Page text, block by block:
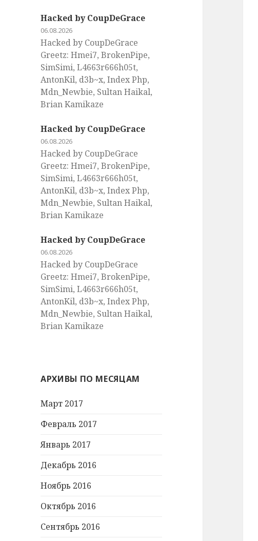
Hacked by CoupDeGrace
06.08.2026
Hacked by CoupDeGrace
Greetz: Hmei7, BrokenPipe,
SimSimi, L4663r666h05t,
AntonKil, d3b~x, Index Php,
Mdn_Newbie, Sultan Haikal,
Brian Kamikaze
Hacked by CoupDeGrace
06.08.2026
Hacked by CoupDeGrace
Greetz: Hmei7, BrokenPipe,
SimSimi, L4663r666h05t,
AntonKil, d3b~x, Index Php,
Mdn_Newbie, Sultan Haikal,
Brian Kamikaze
Hacked by CoupDeGrace
06.08.2026
Hacked by CoupDeGrace
Greetz: Hmei7, BrokenPipe,
SimSimi, L4663r666h05t,
AntonKil, d3b~x, Index Php,
Mdn_Newbie, Sultan Haikal,
Brian Kamikaze
АРХИВЫ ПО МЕСЯЦАМ
Март 2017
Февраль 2017
Январь 2017
Декабрь 2016
Ноябрь 2016
Октябрь 2016
Сентябрь 2016